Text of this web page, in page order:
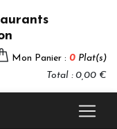
Mon Panier : 0 Plat(s)
Total : 0,00 €